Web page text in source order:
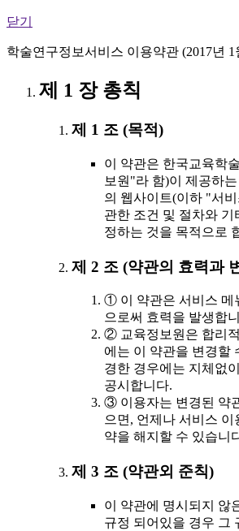
닫기
학술연구정보서비스 이용약관 (2017년
제 1 장 총칙
제 1 조 (목적)
이 약관은 한국교육학
보원"라 함)이 제공하
의 웹사이트(이하 "서
관한 조건 및 절차와 기
정하는 것을 목적으로
제 2 조 (약관의 효력과
① 이 약관은 서비스 메
으로써 효력을 발생합
② 교육정보원은 합리
에는 이 약관을 변경할
경한 경우에는 지체없
공시합니다.
③ 이용자는 변경된 약
으면, 언제나 서비스 이
약을 해지할 수 있습니
제 3 조 (약관외 준칙)
이 약관에 명시되지 않
규정 되어있을 경우 그